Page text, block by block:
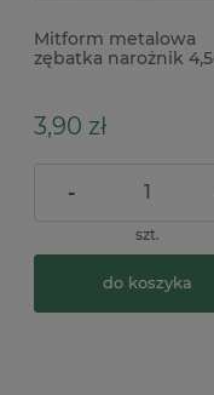
Mitform metalowa
zębatka narożnik
3,90 zł
-
szt.
do koszyka